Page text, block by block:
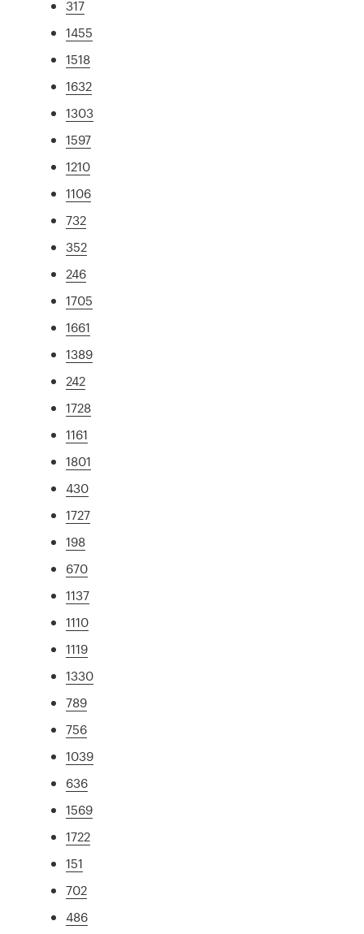
317
1455
1518
1632
1303
1597
1210
1106
732
352
246
1705
1661
1389
242
1728
1161
1801
430
1727
198
670
1137
1110
1119
1330
789
756
1039
636
1569
1722
151
702
486